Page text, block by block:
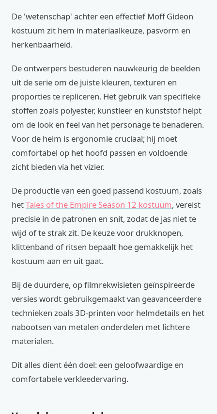
De 'wetenschap' achter een effectief Moff Gideon
kostuum zit hem in materiaalkeuze, pasvorm en
herkenbaarheid.
De ontwerpers bestuderen nauwkeurig de beelden
uit de serie om de juiste kleuren, texturen en
proporties te repliceren. Het gebruik van specifieke
stoffen zoals polyester, kunstleer en kunststof helpt
om de look en feel van het personage te benaderen.
Voor de helm is ergonomie cruciaal; hij moet
comfortabel op het hoofd passen en voldoende
zicht bieden via het vizier.
De productie van een goed passend kostuum, zoals
hetTales of the Empire Season 12 kostuum, vereist
precisie in de patronen en snit, zodat de jas niet te
wijd of te strak zit. De keuze voor drukknopen,
klittenband of ritsen bepaalt hoe gemakkelijk het
kostuum aan en uit gaat.
Bij de duurdere, op filmrekwisieten geïnspireerde
versies wordt gebruikgemaakt van geavanceerdere
technieken zoals 3D-printen voor helmdetails en het
nabootsen van metalen onderdelen met lichtere
materialen.
Dit alles dient één doel: een geloofwaardige en
comfortabele verkleedervaring.